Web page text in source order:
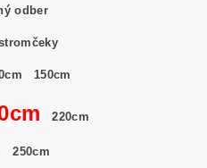
odber
150cm
220cm
250cm